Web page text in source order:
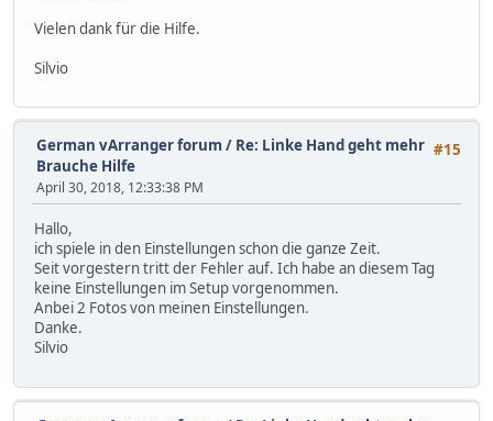
Vielen dank für die Hilfe.
Silvio
#15
German vArranger forum / Re: Linke Hand geht mehr
Brauche Hilfe
April 30, 2018, 12:33:38 PM
Hallo,
ich spiele in den Einstellungen schon die ganze Zeit.
Seit vorgestern tritt der Fehler auf. Ich habe an diesem Tag
keine Einstellungen im Setup vorgenommen.
Anbei 2 Fotos von meinen Einstellungen.
Danke.
Silvio